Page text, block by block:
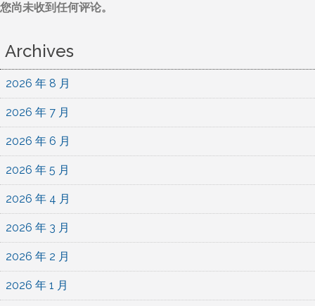
您尚未收到任何评论。
Archives
2026 年 8 月
2026 年 7 月
2026 年 6 月
2026 年 5 月
2026 年 4 月
2026 年 3 月
2026 年 2 月
2026 年 1 月